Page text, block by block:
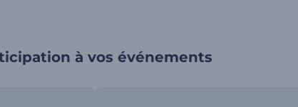
à vos événements